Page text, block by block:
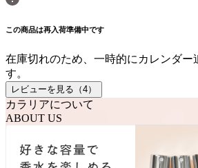
この商品は再入荷準備中です
在庫切れのため、一時的にカレンダー
す。
レビューを見る（4）
カラリアについて
ABOUT US